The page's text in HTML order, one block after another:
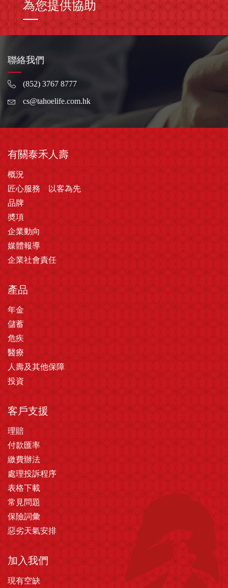
為您提供協助
聯絡我們
(852) 3767 8777
cs@tahoelife.com.hk
有關泰禾人壽
概況
匠心服務 以客為先
品牌
奬項
企業動向
媒體報導
企業社會責任
產品
年金
儲蓄
危疾
醫療
人壽及其他保障
投資
客戶支援
理賠
付款匯率
繳費辦法
處理投訴程序
表格下載
常見問題
保險詞彙
惡劣天氣安排
加入我們
現有空缺